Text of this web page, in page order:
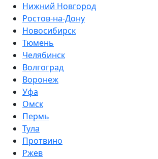
Нижний Новгород
Ростов-на-Дону
Новосибирск
Тюмень
Челябинск
Волгоград
Воронеж
Уфа
Омск
Пермь
Тула
Протвино
Ржев